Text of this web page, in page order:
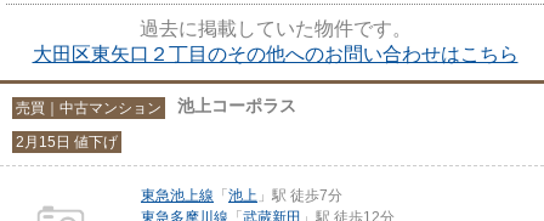
過去に掲載していた物件です。
大田区東矢口２丁目のその他へのお問い合わせはこちら
売買｜中古マンション 池上コーポラス
2月15日 値下げ
東急池上線 「 池上 」駅 徒歩7分
東急多摩川線 「 武蔵新田 」駅 徒歩12分